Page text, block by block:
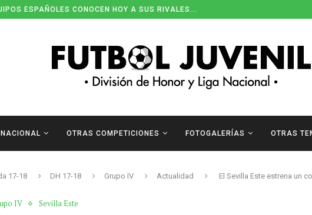
ESPAÑOLES CONOCEN HOY A SUS RIVALES...
OTRAS COMPETICIONES FOTOGALERÍAS OTRAS
17-18 DH 17-18 Grupo IV Actualidad El Sevilla Este estrena un
IV Sevilla Este